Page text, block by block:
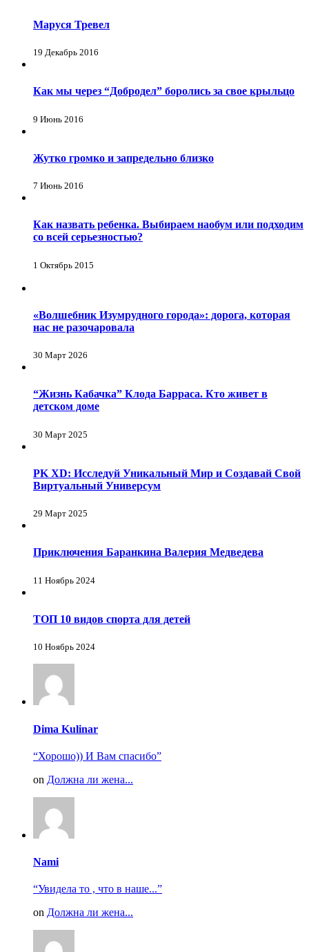
Маруся Тревел
19 Декабрь 2016
Как мы через “Добродел” боролись за свое крыльцо
9 Июнь 2016
Жутко громко и запредельно близко
7 Июнь 2016
Как назвать ребенка. Выбираем наобум или подходим
со всей серьезностью?
1 Октябрь 2015
«Волшебник Изумрудного города»: дорога, которая
нас не разочаровала
30 Март 2026
“Жизнь Кабачка” Клода Барраса. Кто живет в
детском доме
30 Март 2025
PK XD: Исследуй Уникальный Мир и Создавай Свой
Виртуальный Универсум
29 Март 2025
Приключения Баранкина Валерия Медведева
11 Ноябрь 2024
ТОП 10 видов спорта для детей
10 Ноябрь 2024
Dima Kulinar
“Хорошо)) И Вам спасибо”
on Должна ли жена...
Nami
“Увидела то , что в наше...”
on Должна ли жена...